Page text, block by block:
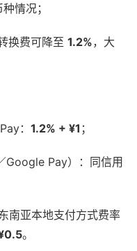
情况；
换费可降至 1.2%，大
： 1.2% + ¥1 ；
Google Pay）：同信用
南亚本地支付方式费率
。